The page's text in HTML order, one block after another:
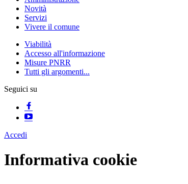
Novità
Servizi
Vivere il comune
Viabilità
Accesso all'informazione
Misure PNRR
Tutti gli argomenti...
Seguici su
Accedi
Informativa cookie